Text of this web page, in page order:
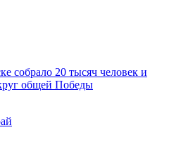
собрало 20 тысяч человек и
общей Победы